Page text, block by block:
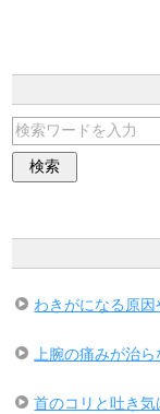
わきがになる原
上腕の痛みが治
首のコリと吐き